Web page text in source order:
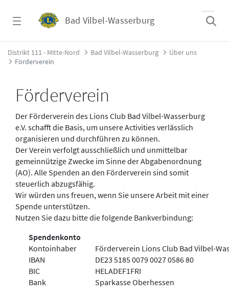
Bad Vilbel-Wasserburg
Förderverein - Bad Vilbel-Wasserburg
Distrikt 111 - Mitte-Nord Bad Vilbel-Wasserburg
Über uns
Förderverein
Förderverein
Der Förderverein des Lions Club Bad Vilbel-Wasserburg
e.V. schafft die Basis, um unsere Activities verlässlich
organisieren und durchführen zu können.
Der Verein verfolgt ausschließlich und unmittelbar
gemeinnützige Zwecke im Sinne der Abgabenordnung
(AO). Alle Spenden an den Förderverein sind somit
steuerlich abzugsfähig.
Wir würden uns freuen, wenn Sie unsere Arbeit mit einer
Spende unterstützen.
Nutzen Sie dazu bitte die folgende Bankverbindung:
Spendenkonto
Kontoinhaber
Förderverein Lions Club Bad Vilbel-
IBAN
DE23 5185 0079 0027 0586 80
BIC
HELADEF1FRI
Bank
Sparkasse Oberhessen